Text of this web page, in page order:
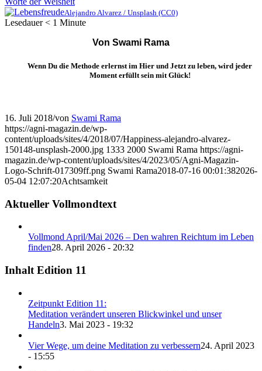
Alejandro Alvarez / Unsplash (CC0)
Lesedauer < 1 Minute
Von Swami Rama
Wenn Du die Methode erlernst im Hier und Jetzt zu leben, wird jeder
Moment erfüllt sein mit Glück!
16. Juli 2018/von Swami Rama
https://agni-magazin.de/wp-
content/uploads/sites/4/2018/07/Happiness-alejandro-alvarez-
150148-unsplash-2000.jpg 1333 2000 Swami Rama https://agni-
magazin.de/wp-content/uploads/sites/4/2023/05/Agni-Magazin-
Logo-Schrift-017309ff.png Swami Rama2018-07-16 00:01:382026-
05-04 12:07:20Achtsamkeit
Aktueller Vollmondtext
Vollmond April/Mai 2026 – Den wahren Reichtum im Leben
finden28. April 2026 - 20:32
Inhalt Edition 11
Zeitpunkt Edition 11:
Meditation verändert unseren Blickwinkel und unser
Handeln3. Mai 2023 - 19:32
Vier Wege, um deine Meditation zu verbessern24. April 2023
- 15:55